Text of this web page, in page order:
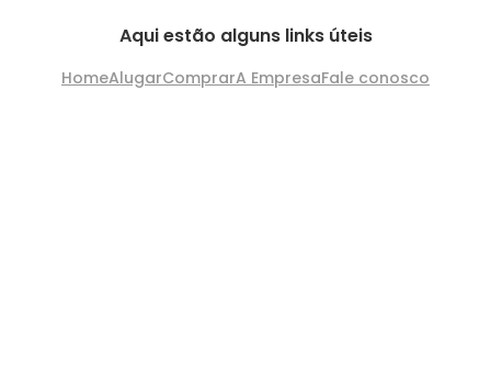
Aqui estão alguns links úteis
HomeAlugarComprarA EmpresaFale conosco